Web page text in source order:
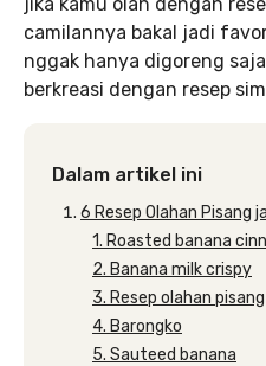
camilannya bakal jadi
nggak hanya digoreng
berkreasi dengan resep
Dalam artikel ini
6 Resep Olahan Pisang
1. Roasted banana
2. Banana milk crispy
3. Resep olahan
4. Barongko
5. Sauteed banana